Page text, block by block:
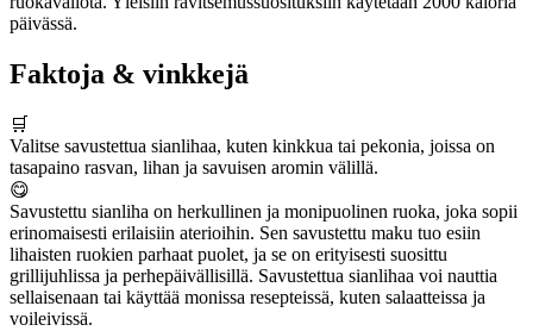
päivässä.
Faktoja & vinkkejä
🛒
Valitse savustettua sianlihaa, kuten kinkkua tai pekonia, joissa on
tasapaino rasvan, lihan ja savuisen aromin välillä.
😋
Savustettu sianliha on herkullinen ja monipuolinen ruoka, joka sopii
erinomaisesti erilaisiin aterioihin. Sen savustettu maku tuo esiin
lihaisten ruokien parhaat puolet, ja se on erityisesti suosittu
grillijuhlissa ja perhepäivällisillä. Savustettua sianlihaa voi nauttia
sellaisenaan tai käyttää monissa resepteissä, kuten salaatteissa ja
voileivissä.